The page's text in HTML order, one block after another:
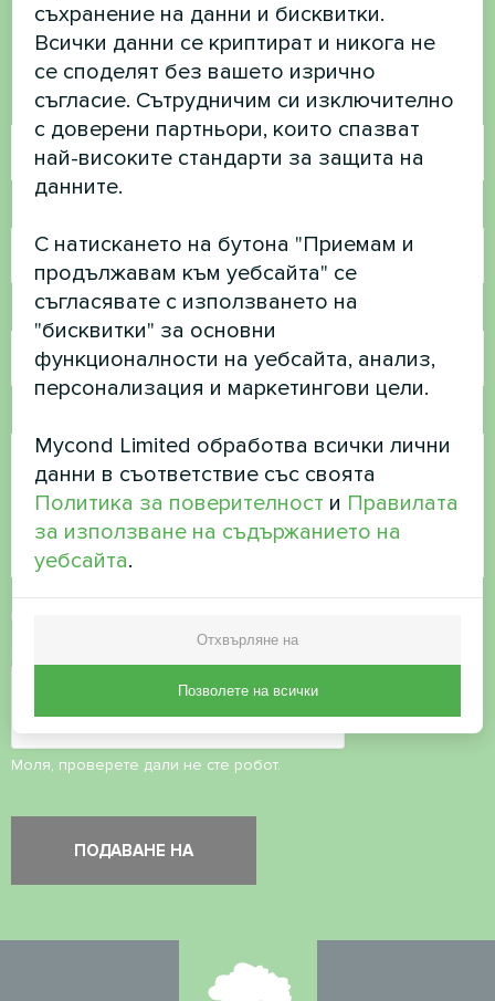
Свържете се с нас и ние ще ви
помогнем
Име
Имейл
Моля, проверете дали не сте робот.
съхранение на данни и бисквитки.
Всички данни се криптират и никога не
се споделят без вашето изрично
съгласие. Сътрудничим си изключително
с доверени партньори, които спазват
най-високите стандарти за защита на
данните.
С натискането на бутона "Приемам и
продължавам към уебсайта" се
съгласявате с използването на
"бисквитки" за основни
функционалности на уебсайта, анализ,
персонализация и маркетингови цели.
Mycond Limited обработва всички лични
данни в съответствие със своята
Политика за поверителност и Правилата
за използване на съдържанието на
уебсайта.
Отхвърляне на
Позволете на всички